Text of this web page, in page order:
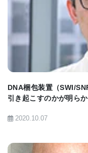
これは、ガイド
望ましくない変異
の遺伝子に置き換
ドライブの原理を
る精密編集のこれ
である。
この研究の大きな
DNA梱包装置（SWI/
引き起こすのかが明ら
2020.10.07